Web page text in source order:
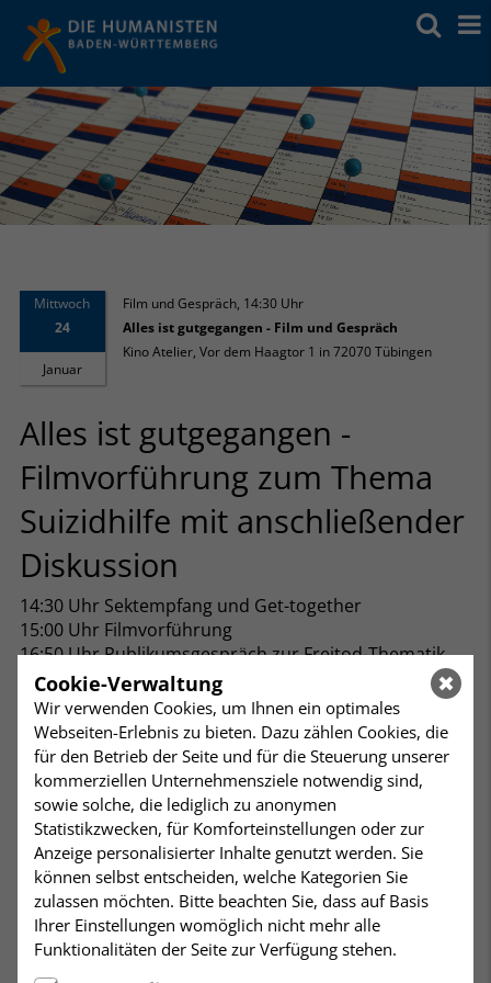
Mittwoch
24
Januar
Film und Gespräch 14:30 Uhr
Alles ist gutgegangen - Film und Gespräch
Kino Atelier, Vor dem Haagtor 1 in 72070 Tübingen
Alles ist gutgegangen -
Filmvorführung zum Thema
Suizidhilfe mit anschließender
Diskussion
14:30 Uhr Sektempfang und Get-together
15:00 Uhr Filmvorführung
16:50 Uhr Publikumsgespräch zur Freitod-Thematik
Über 75 % der Befragten sind für Selbstbestimmung
am Lebensende; aber nur ca. 25% wissen, dass
professionelle Suizidhilfe in Deutschland erlaubt ist.
Im Mittelpunkt steht der Film „Alles ist gut gegangen“.
Emmanuèle (Sophie Marceau), eine Schriftstellerin mit
blühendem Privat- und Berufsleben, eilt ins
Krankenhaus - ihr Vater André (André Dussollier)
hatte gerade einen Schlaganfall. Er ist Mitte achtzig,
ein wohlhabender Fabrikant und Kunstsammler. Und
ein Misanthrop, der das Leben leidenschaftlich liebt,
nun aber auf die Hilfe anderer angewiesen ist. Ohne
Aussicht auf Besserung möchte er sein Leben
selbstbestimmt beenden. Emmanuèle, die
Cookie-Verwaltung
Wir verwenden Cookies, um Ihnen ein optimales
Webseiten-Erlebnis zu bieten. Dazu zählen Cookies, die
für den Betrieb der Seite und für die Steuerung unserer
kommerziellen Unternehmensziele notwendig sind,
sowie solche, die lediglich zu anonymen
Statistikzwecken, für Komforteinstellungen oder zur
Anzeige personalisierter Inhalte genutzt werden. Sie
können selbst entscheiden, welche Kategorien Sie
zulassen möchten. Bitte beachten Sie, dass auf Basis
Ihrer Einstellungen womöglich nicht mehr alle
Funktionalitäten der Seite zur Verfügung stehen.